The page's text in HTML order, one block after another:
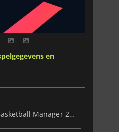
en
Van coach tot kampioen: Pro Basketball Manager 2026